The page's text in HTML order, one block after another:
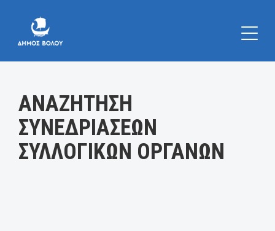
ΑΝΑΖΗΤΗΣΗ
ΣΥΝΕΔΡΙΑΣΕΩΝ
ΣΥΛΛΟΓΙΚΩΝ ΟΡΓΑΝΩΝ